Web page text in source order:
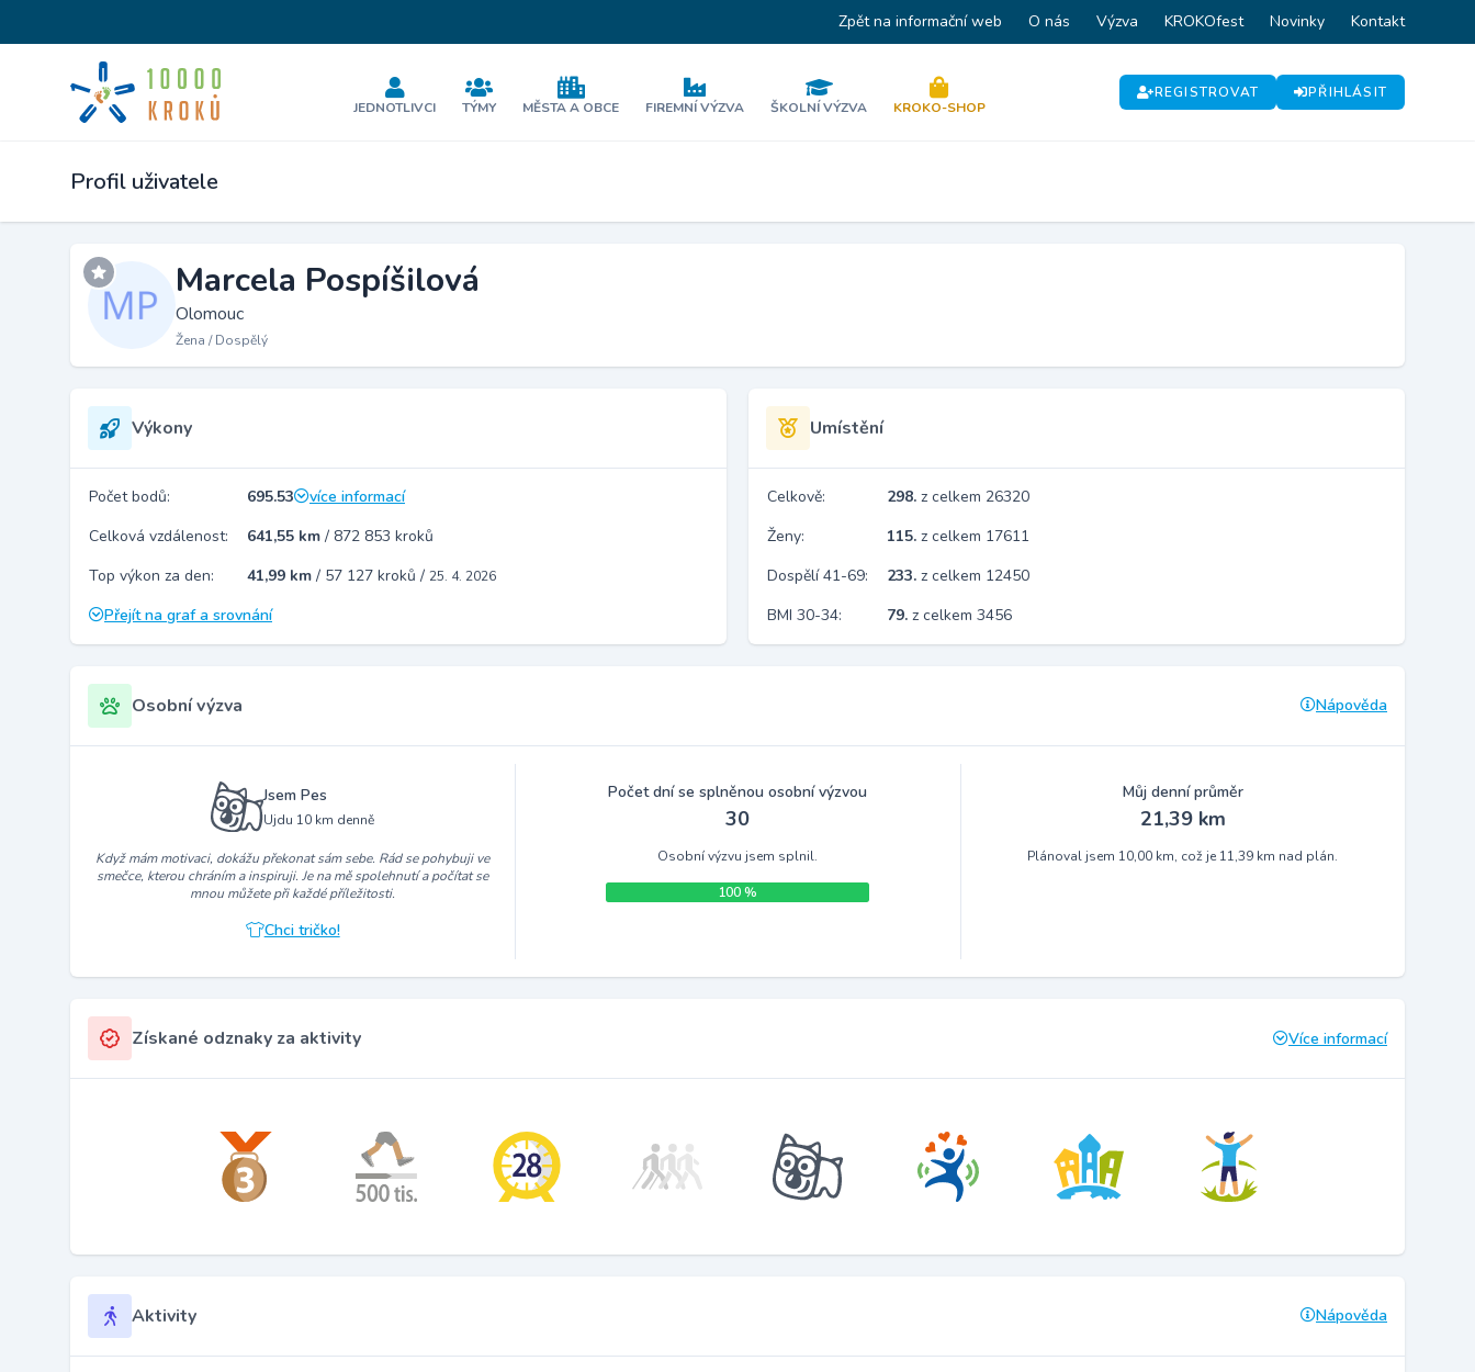
Zpět na informační web O nás Výzva KROKOfest Novinky Kontakt
JEDNOTLIVCI TÝMY MĚSTA A OBCE FIREMNÍ VÝZVA ŠKOLNÍ VÝZVA KROKO-SHOP
REGISTROVAT PŘIHLÁSIT
Profil uživatele
Marcela Pospíšilová
Olomouc
Žena / Dospělý
Výkony
Počet bodů: 695.53
více informací
Celková vzdálenost:
641,55 km / 872 853 kroků
Top výkon za den:
41,99 km / 57 127 kroků / 25. 4. 2026
Přejít na graf a srovnání
Umístění
Celkově: 298. z celkem 26320
Ženy:
115. z celkem 17611
Dospělí 41-69:
233. z celkem 12450
BMI 30-34:
79. z celkem 3456
Osobní výzva Nápověda
Jsem Pes
Ujdu 10 km denně
Když mám motivaci, dokážu překonat sám sebe. Rád se pohybuji ve
smečce, kterou chráním a inspiruji. Je na mě spolehnutí a počítat se
mnou můžete při každé příležitosti.
Chci tričko!
Počet dní se splněnou osobní výzvou
30
Osobní výzvu jsem splnil.
100 %
Můj denní průměr
21,39 km
Plánoval jsem 10,00 km, což je 11,39 km nad plán.
Získané odznaky za aktivity Více informací
Aktivity Nápověda